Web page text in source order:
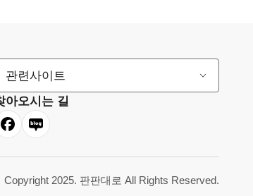
관련사이트
아오시는 길
Copyright 2025. 판판대로 All Rights Reserved.